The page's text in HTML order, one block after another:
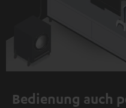
Bedienung auch